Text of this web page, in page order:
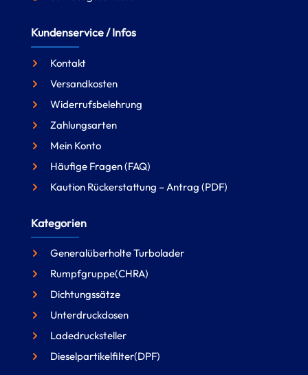
Kundenservice / Infos
Kontakt
Versandkosten
Widerrufsbelehrung
Zahlungsarten
Mein Konto
Häufige Fragen (FAQ)
Kaution Rückerstattung – Antrag (PDF)
Kategorien
Generalüberholte Turbolader
Rumpfgruppe(CHRA)
Dichtungssätze
Unterdruckdosen
Ladedrucksteller
Dieselpartikelfilter(DPF)